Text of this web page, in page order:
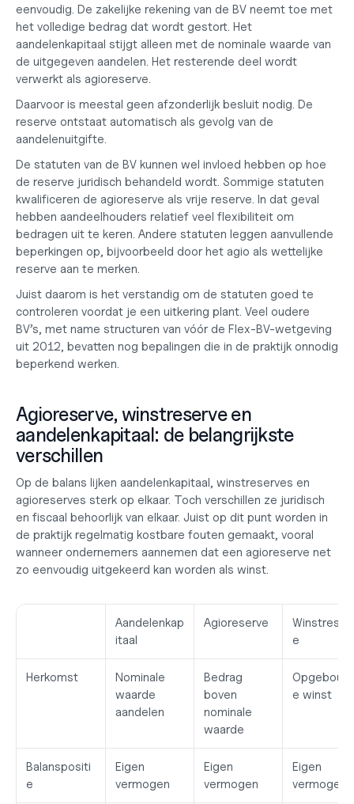
eenvoudig. De zakelijke rekening van de BV neemt toe met
het volledige bedrag dat wordt gestort. Het
aandelenkapitaal stijgt alleen met de nominale waarde van
de uitgegeven aandelen. Het resterende deel wordt
verwerkt als agioreserve.
Daarvoor is meestal geen afzonderlijk besluit nodig. De
reserve ontstaat automatisch als gevolg van de
aandelenuitgifte.
De statuten van de BV kunnen wel invloed hebben op hoe
de reserve juridisch behandeld wordt. Sommige statuten
kwalificeren de agioreserve als vrije reserve. In dat geval
hebben aandeelhouders relatief veel flexibiliteit om
bedragen uit te keren. Andere statuten leggen aanvullende
beperkingen op, bijvoorbeeld door het agio als wettelijke
reserve aan te merken.
Juist daarom is het verstandig om de statuten goed te
controleren voordat je een uitkering plant. Veel oudere
BV’s, met name structuren van vóór de Flex-BV-wetgeving
uit 2012, bevatten nog bepalingen die in de praktijk onnodig
beperkend werken.
Agioreserve, winstreserve en
aandelenkapitaal: de belangrijkste
verschillen
Op de balans lijken aandelenkapitaal, winstreserves en
agioreserves sterk op elkaar. Toch verschillen ze juridisch
en fiscaal behoorlijk van elkaar. Juist op dit punt worden in
de praktijk regelmatig kostbare fouten gemaakt, vooral
wanneer ondernemers aannemen dat een agioreserve net
zo eenvoudig uitgekeerd kan worden als winst.
Aandelenkap
itaal
Agioreserve
e
Herkomst
Nominale
waarde
aandelen
Bedrag
boven
nominale
waarde
e winst
Balanspositi
e
Eigen
vermogen
Eigen
vermogen
Eigen
vermogen